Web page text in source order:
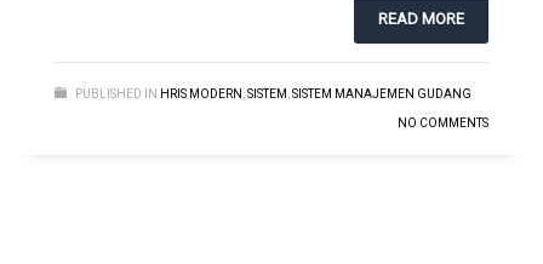
READ MORE
PUBLISHED IN HRIS MODERN SISTEM SISTEM MANAJEMEN GUDANG
NO COMMENTS